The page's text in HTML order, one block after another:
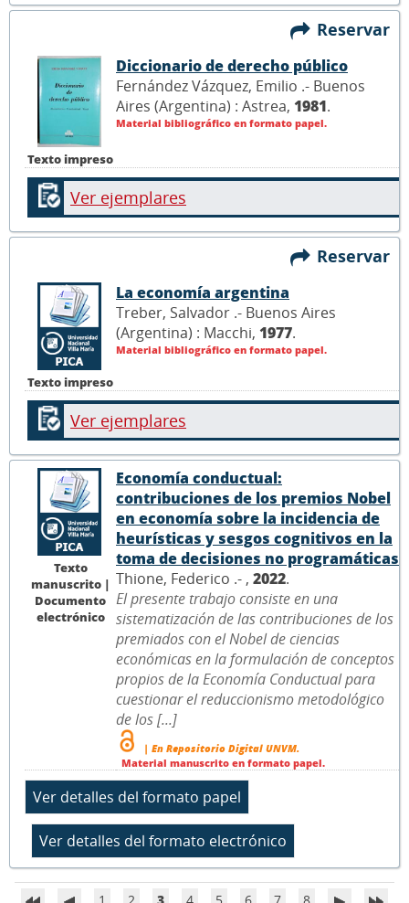
Reservar
Texto impreso
Diccionario de derecho público
Fernández Vázquez, Emilio .- Buenos
Aires (Argentina) : Astrea, 1981.
Material bibliográfico en formato papel.
Ver ejemplares
Reservar
Texto impreso
La economía argentina
Treber, Salvador .- Buenos Aires
(Argentina) : Macchi, 1977.
Material bibliográfico en formato papel.
Ver ejemplares
Texto
manuscrito |
Documento
electrónico
Economía conductual:
contribuciones de los premios Nobel
en economía sobre la incidencia de
heurísticas y sesgos cognitivos en la
toma de decisiones no programáticas
Thione, Federico .- , 2022.
El presente trabajo consiste en una
sistematización de las contribuciones de los
premiados con el Nobel de ciencias
económicas en la formulación de conceptos
propios de la Economía Conductual para
cuestionar el reduccionismo metodológico
de los [...]
| En Repositorio Digital UNVM.
Material manuscrito en formato papel.